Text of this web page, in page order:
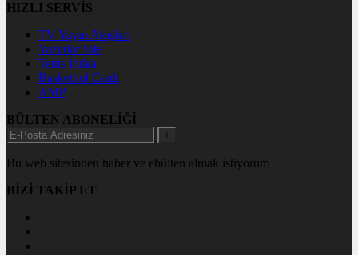
HIZLI SERVİS
TV Yayın Akışları
Yazarlar Site
Tenis İddaa
Basketbol Canlı
AMP
BÜLTEN ABONELİĞİ
+
Bu web sitesinden haber ve ebülten almak istiyorum
BİZİ TAKİP ET